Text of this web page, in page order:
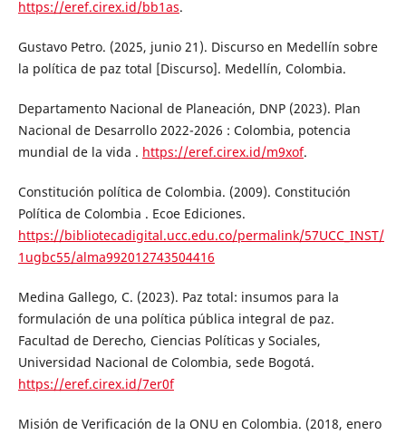
https://eref.cirex.id/bb1as.
Gustavo Petro. (2025, junio 21). Discurso en Medellín sobre
la política de paz total [Discurso]. Medellín, Colombia.
Departamento Nacional de Planeación, DNP (2023). Plan
Nacional de Desarrollo 2022-2026 : Colombia, potencia
mundial de la vida . https://eref.cirex.id/m9xof.
Constitución política de Colombia. (2009). Constitución
Política de Colombia . Ecoe Ediciones.
https://bibliotecadigital.ucc.edu.co/permalink/57UCC_INST/
1ugbc55/alma992012743504416
Medina Gallego, C. (2023). Paz total: insumos para la
formulación de una política pública integral de paz.
Facultad de Derecho, Ciencias Políticas y Sociales,
Universidad Nacional de Colombia, sede Bogotá.
https://eref.cirex.id/7er0f
Misión de Verificación de la ONU en Colombia. (2018, enero